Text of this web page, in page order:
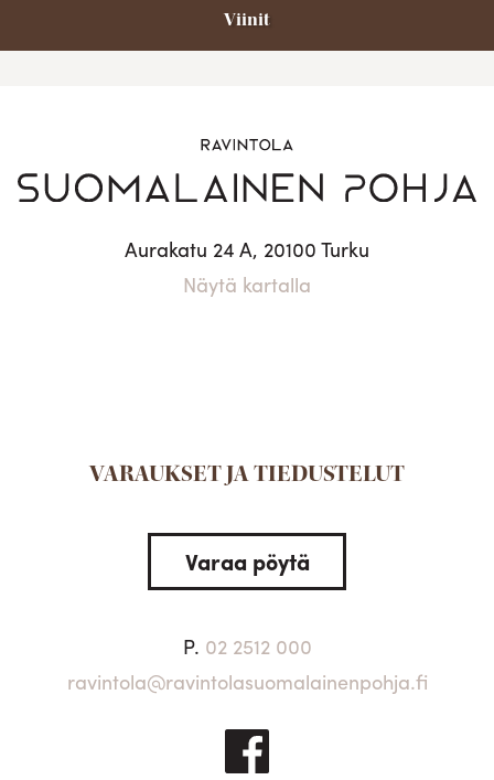
Viinit
Aurakatu 24 A, 20100 Turku
Näytä kartalla
VARAUKSET JA TIEDUSTELUT
Varaa pöytä
P. 02 2512 000
ravintola@ravintolasuomalainenpohja.fi